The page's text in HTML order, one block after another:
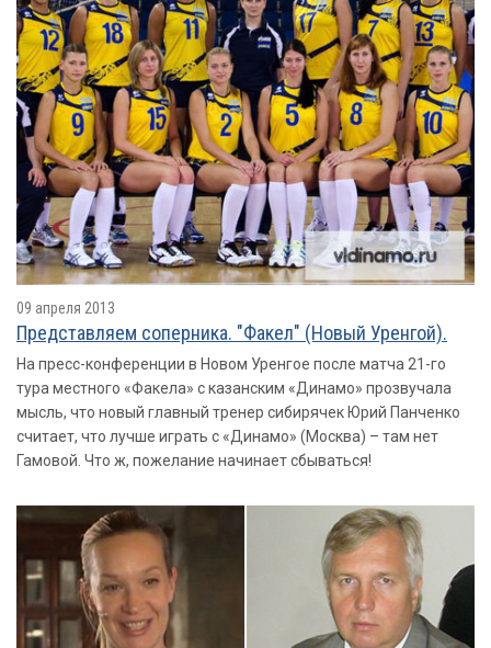
09 апреля 2013
Представляем соперника. "Факел" (Новый Уренгой).
На пресс-конференции в Новом Уренгое после матча 21-го
тура местного «Факела» с казанским «Динамо» прозвучала
мысль, что новый главный тренер сибирячек Юрий Панченко
считает, что лучше играть с «Динамо» (Москва) – там нет
Гамовой. Что ж, пожелание начинает сбываться!